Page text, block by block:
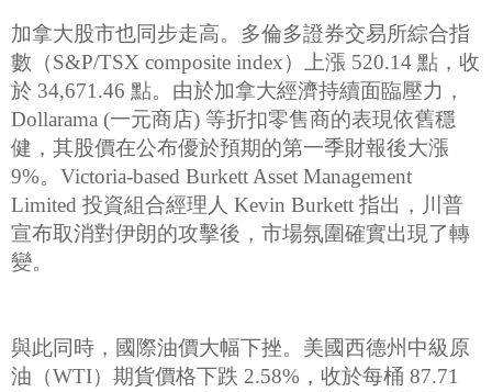
加拿大股市也同步走高。多倫多證券交易所綜合指
數（S&P/TSX composite index）上漲 520.14 點，收
於 34,671.46 點。由於加拿大經濟持續面臨壓力，
Dollarama (一元商店) 等折扣零售商的表現依舊穩
健，其股價在公布優於預期的第一季財報後大漲
9%。Victoria-based Burkett Asset Management
Limited 投資組合經理人 Kevin Burkett 指出，川普
宣布取消對伊朗的攻擊後，市場氛圍確實出現了轉
變。
與此同時，國際油價大幅下挫。美國西德州中級原
油（WTI）期貨價格下跌 2.58%，收於每桶 87.71